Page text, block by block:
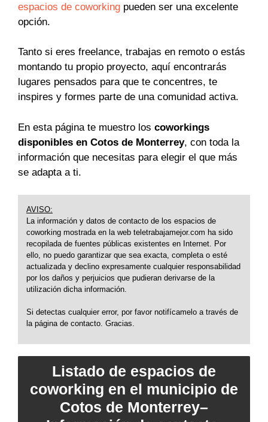
espacios de coworking pueden ser una excelente
opción.
Tanto si eres freelance, trabajas en remoto o estás
montando tu propio proyecto, aquí encontrarás
lugares pensados para que te concentres, te
inspires y formes parte de una comunidad activa.
En esta página te muestro los coworkings
disponibles en Cotos de Monterrey, con toda la
información que necesitas para elegir el que más
se adapta a ti.
AVISO:
La información y datos de contacto de los espacios de
coworking mostrada en la web teletrabajamejor.com ha sido
recopilada de fuentes públicas existentes en Internet. Por
ello, no puedo garantizar que sea exacta, completa o esté
actualizada y declino expresamente cualquier responsabilidad
por los daños y perjuicios que pudieran derivarse de la
utilización dicha información.
Si detectas cualquier error, por favor notifícamelo a través de
la página de contacto. Gracias.
Listado de espacios de
coworking en el municipio de
Cotos de Monterrey–